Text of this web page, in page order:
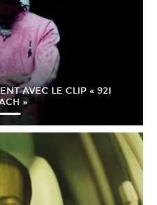
AVEC LE CLIP « 92I
»